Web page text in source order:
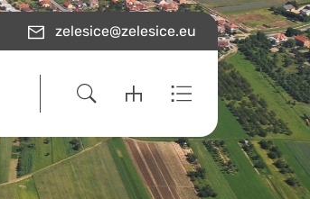
zelesice@zelesice.eu